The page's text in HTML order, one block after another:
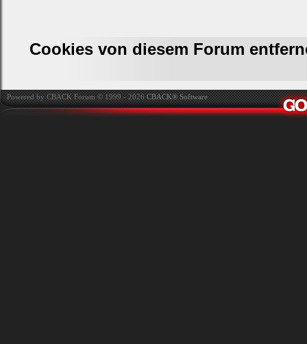
Cookies von diesem Forum
Powered by CBACK Forum © 1999 - 2026CBACK® Software